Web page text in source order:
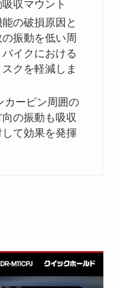
収マウント
の破損原因と
振動を低い周
イクにおける
クを軽減しま
カーピン周囲の
の振動も吸収
て効果を発揮